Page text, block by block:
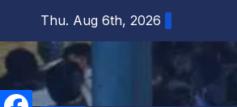
content
Thu. Aug 6th, 2026